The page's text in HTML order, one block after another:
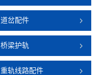
道岔配件
桥梁护轨
重轨线路配件